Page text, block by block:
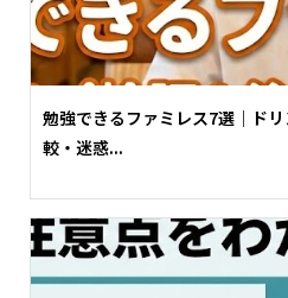
勉強できるファミレス7選｜ド
較・迷惑...